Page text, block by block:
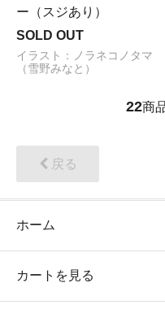
ー（スジあり）
SOLD OUT
イラスト：ノラネコノタマ
（雪野みなと）
22商
戻る
ホーム
カートを見る